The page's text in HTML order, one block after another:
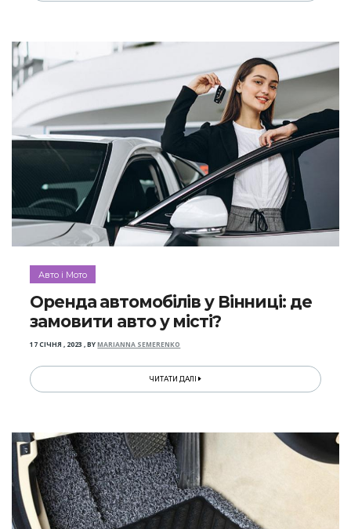
Авто і Мото
Оренда автомобілів у Вінниці: де
замовити авто у місті?
17 СІЧНЯ , 2023 ,BYMARIANNA SEMERENKO
ЧИТАТИ ДАЛІ